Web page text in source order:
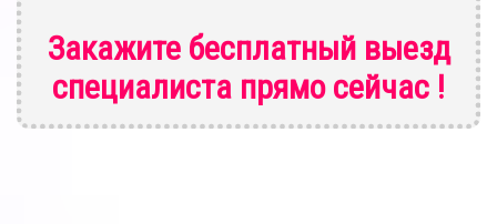
Закажите бесплатный выезд
специалиста прямо сейчас !